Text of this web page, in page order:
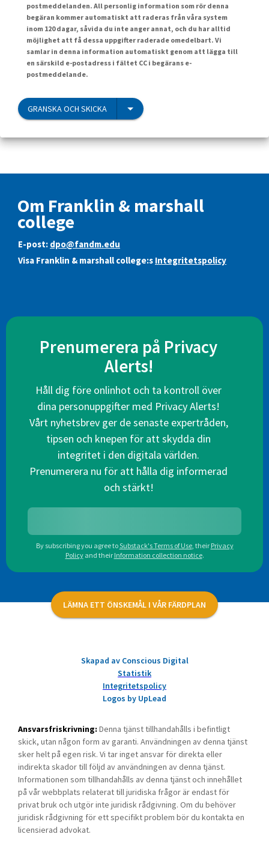
postmeddelanden. All personlig information som rör denna
begäran kommer automatiskt att raderas från våra system
inom 120 dagar, såvida du inte anger annat, och du har alltid
möjlighet att få dessa uppgifter raderade omedelbart. Vi
samlar in denna information automatiskt genom att lägga till
en särskild e-postadress i fältet CC i begärans e-
postmeddelande.
GRANSKA OCH SKICKA
Om Franklin & marshall
college
E-post: dpo@fandm.edu
Visa Franklin & marshall college:s Integritetspolicy
Prenumerera på Privacy
Alerts!
Håll dig före onlinhot och ta kontroll över
dina personuppgifter med Privacy Alerts!
Vårt nyhetsbrev ger de senaste expertråden,
tipsen och knepen för att skydda din
integritet i den digitala världen.
Prenumerera nu för att hålla dig informerad
och stärkt!
By subscribing you agree toSubstack's Terms of Use, their Privacy
Policy and their Information collection notice.
LÄMNA ETT ÖNSKEMÅL I VÅR FÄRDPLAN
Skapad av Conscious Digital
Statistik
Integritetspolicy
Logos by UpLead
Ansvarsfriskrivning: Denna tjänst tillhandahålls i befintligt
skick, utan någon form av garanti. Användningen av denna tjänst
sker helt på egen risk. Vi tar inget ansvar för direkta eller
indirekta skador till följd av användningen av denna tjänst.
Informationen som tillhandahålls av denna tjänst och innehållet
på vår webbplats relaterat till juridiska frågor är endast för
privat bruk och utgör inte juridisk rådgivning. Om du behöver
juridisk rådgivning för ett specifikt problem bör du kontakta en
licensierad advokat.